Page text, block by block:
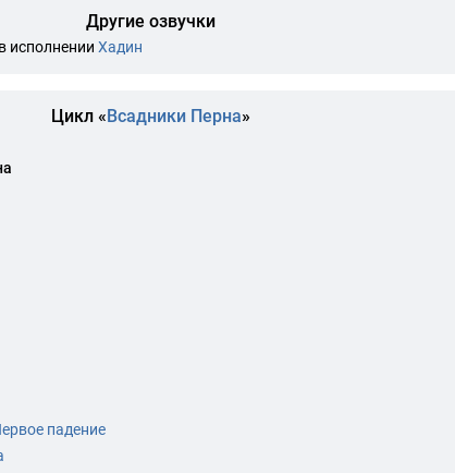
Другие озвучки
в исполнении Хадин
Цикл «Всадники Перна»
падение